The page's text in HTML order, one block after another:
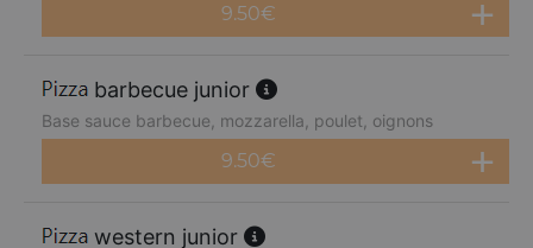
9.50€
barbecue junior
Base sauce barbecue, mozzarella, poulet, oignons
9.50€
western junior